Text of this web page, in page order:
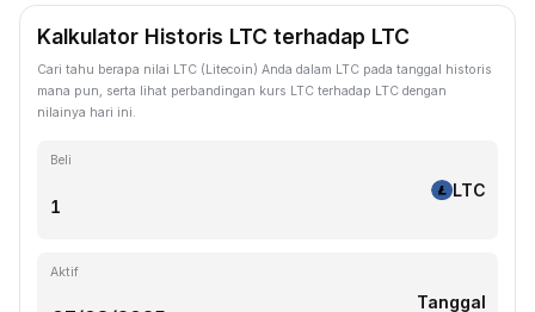
Kalkulator Historis LTC terhadap LTC
Cari tahu berapa nilai LTC (Litecoin) Anda dalam LTC pada tanggal historis
mana pun, serta lihat perbandingan kurs LTC terhadap LTC dengan
nilainya hari ini.
Beli
LTC
Aktif
Tanggal